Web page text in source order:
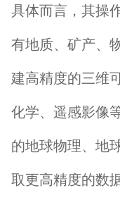
具体而言，其操
有地质、矿产、
建高精度的三维
化学、遥感影像
的地球物理、地
取更高精度的数